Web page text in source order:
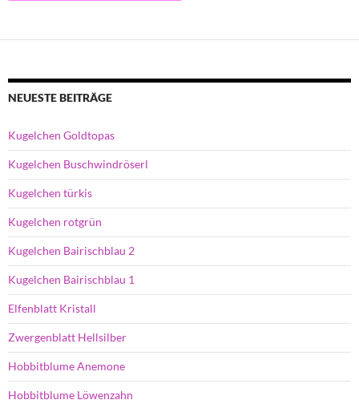
NEUESTE BEITRÄGE
Kugelchen Goldtopas
Kugelchen Buschwindröserl
Kugelchen türkis
Kugelchen rotgrün
Kugelchen Bairischblau 2
Kugelchen Bairischblau 1
Elfenblatt Kristall
Zwergenblatt Hellsilber
Hobbitblume Anemone
Hobbitblume Löwenzahn